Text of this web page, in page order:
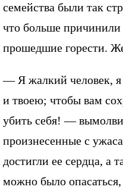
семейства были так
что больше
прошедшие горести.
— Я жалкий человек,
и твоею; чтобы вам
убить себя! —
произнесенные с
достигли ее сердца, а
можно было